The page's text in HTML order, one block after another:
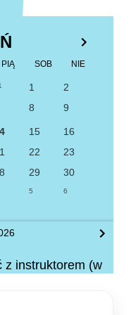
PIĄ SOB NIE
1
2
8 9
15
16
22
23
29
30
5 6
z instruktorem (w